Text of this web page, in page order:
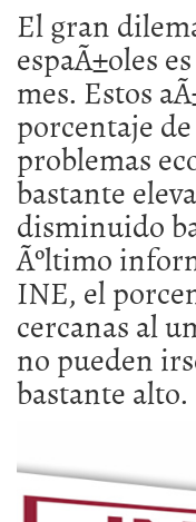
El gran
espaÃ±oles
mes. Estos
porcentaje
problemas
bastante
disminuido
Ãºltimo
INE, el
cercanas al
no pueden
bastante alto.